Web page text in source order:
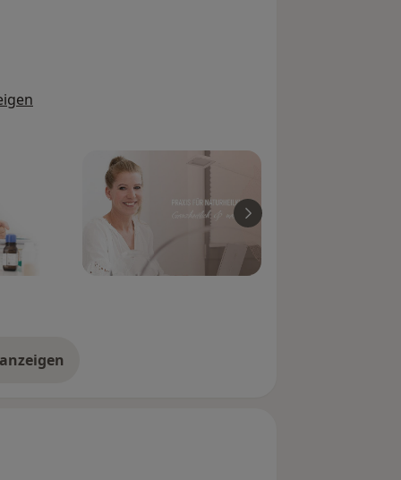
Erfahrungen